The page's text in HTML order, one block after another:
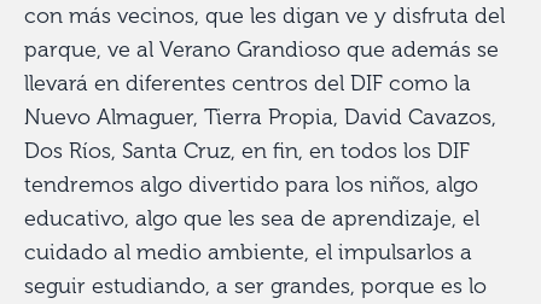
con más vecinos, que les digan ve y disfruta del
parque, ve al Verano Grandioso que además se
llevará en diferentes centros del DIF como la
Nuevo Almaguer, Tierra Propia, David Cavazos,
Dos Ríos, Santa Cruz, en fin, en todos los DIF
tendremos algo divertido para los niños, algo
educativo, algo que les sea de aprendizaje, el
cuidado al medio ambiente, el impulsarlos a
seguir estudiando, a ser grandes, porque es lo